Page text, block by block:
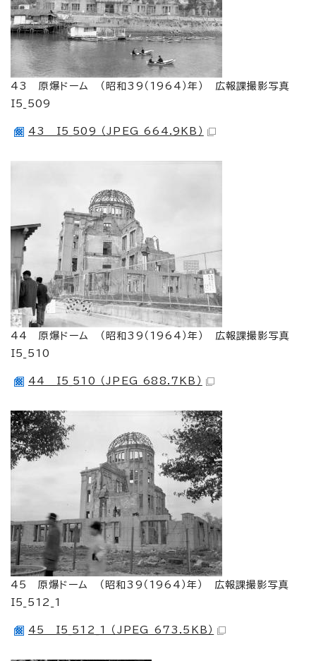
43 原爆ドーム （昭和39（1964）年） 広報課撮影写真
I5_509
43 I5_509 （JPEG 664.9KB）
44 原爆ドーム （昭和39（1964）年） 広報課撮影写真
I5_510
44 I5_510 （JPEG 688.7KB）
45 原爆ドーム （昭和39（1964）年） 広報課撮影写真
I5_512_1
45 I5_512_1 （JPEG 673.5KB）